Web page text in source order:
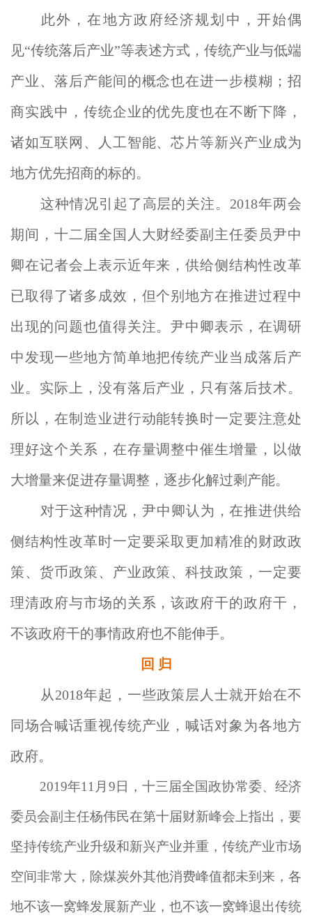
此外，在地方政府经济规划中，开始偶
见“传统落后产业”等表述方式，传统产业与低端
产业、落后产能间的概念也在进一步模糊；招
商实践中，传统企业的优先度也在不断下降，
诸如互联网、人工智能、芯片等新兴产业成为
地方优先招商的标的。
这种情况引起了高层的关注。2018年两会
期间，十二届全国人大财经委副主任委员尹中
卿在记者会上表示近年来，供给侧结构性改革
已取得了诸多成效，但个别地方在推进过程中
出现的问题也值得关注。尹中卿表示，在调研
中发现一些地方简单地把传统产业当成落后产
业。实际上，没有落后产业，只有落后技术。
所以，在制造业进行动能转换时一定要注意处
理好这个关系，在存量调整中催生增量，以做
大增量来促进存量调整，逐步化解过剩产能。
对于这种情况，尹中卿认为，在推进供给
侧结构性改革时一定要采取更加精准的财政政
策、货币政策、产业政策、科技政策，一定要
理清政府与市场的关系，该政府干的政府干，
不该政府干的事情政府也不能伸手。
回 归
从2018年起，一些政策层人士就开始在不
同场合喊话重视传统产业，喊话对象为各地方
政府。
2019年11月9日，十三届全国政协常委、经济
委员会副主任杨伟民在第十届财新峰会上指出，要
坚持传统产业升级和新兴产业并重，传统产业市场
空间非常大，除煤炭外其他消费峰值都未到来，各
地不该一窝蜂发展新产业，也不该一窝蜂退出传统